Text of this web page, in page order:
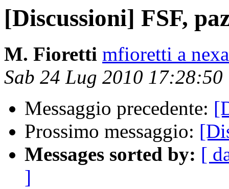
[Discussioni] FSF,
M. Fioretti mfioretti a
Sab 24 Lug 2010 17:28:50
Messaggio precedente:
Prossimo messaggio:
Messages sorted by: [
]